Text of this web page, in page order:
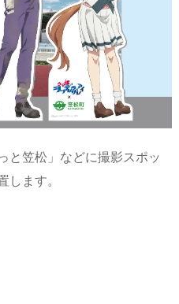
と笠松」などに撮影スポッ
します。